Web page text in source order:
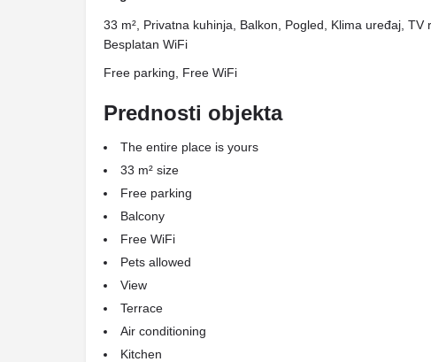
33 m², Privatna kuhinja, Balkon, Pogled, Klima uređaj, TV
Besplatan WiFi
Free parking, Free WiFi
Prednosti objekta
The entire place is yours
33 m² size
Free parking
Balcony
Free WiFi
Pets allowed
View
Terrace
Air conditioning
Kitchen